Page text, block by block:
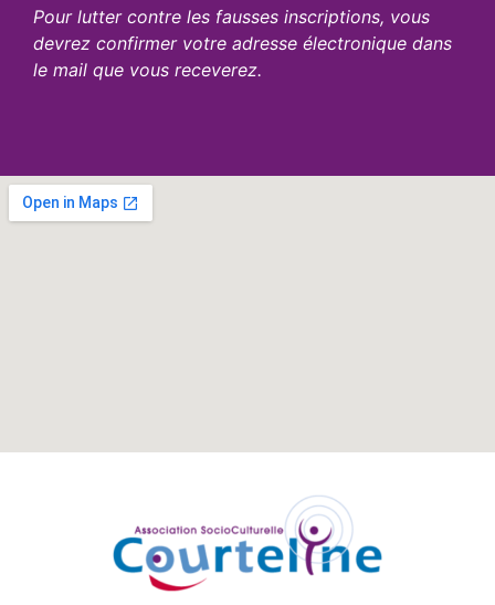
Pour lutter contre les fausses inscriptions, vous
devrez confirmer votre adresse électronique dans
le mail que vous receverez.